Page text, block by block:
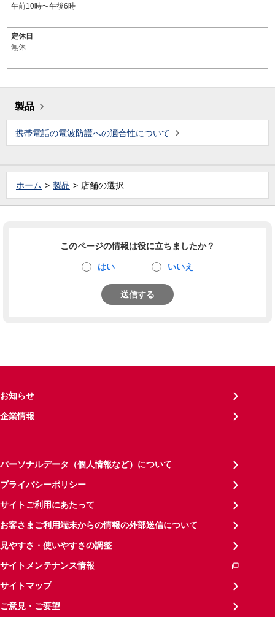
午前10時〜午後6時
定休日
無休
製品
携帯電話の電波防護への適合性について
ホーム 製品 店舗の選択
このページの情報は役に立ちましたか？
はい いいえ
送信する
お知らせ
企業情報
パーソナルデータ（個人情報など）について
プライバシーポリシー
サイトご利用にあたって
お客さまご利用端末からの情報の外部送信について
見やすさ・使いやすさの調整
サイトメンテナンス情報
サイトマップ
ご意見・ご要望